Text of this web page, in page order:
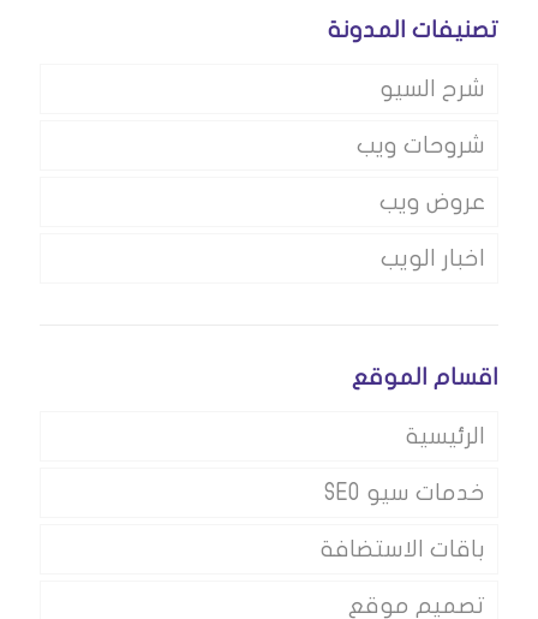
تصنيفات المدونة
شرح السيو
شروحات ويب
عروض ويب
اخبار الويب
اقسام الموقع
الرئيسية
خدمات سيو SEO
باقات الاستضافة
تصميم موقع